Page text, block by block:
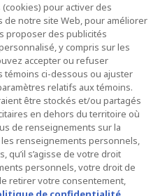
pour activer des
notre site Web, pour améliorer
proposer des publicités
y compris sur les
accepter ou refuser
témoins ci-dessous ou ajuster
relatifs aux témoins.
être stockés et/ou partagés
en dehors du territoire où
de renseignements sur la
renseignements personnels,
qu’il s’agisse de votre droit
personnels, votre droit de
retirer votre consentement,